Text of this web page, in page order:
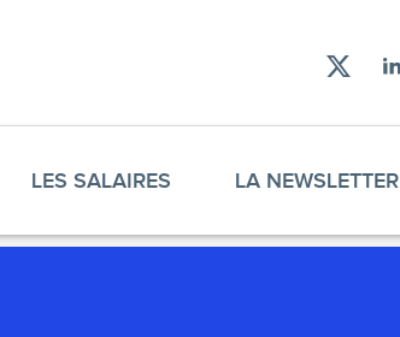
Réseaux
LES SALAIRES LA NEWSLETTER